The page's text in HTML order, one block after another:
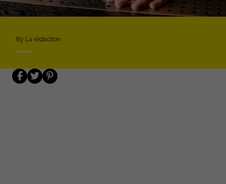
Actualités
RECETTE FRENCH 75
By La rédaction